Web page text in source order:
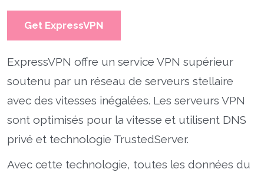
Get ExpressVPN
ExpressVPN offre un service VPN supérieur
soutenu par un réseau de serveurs stellaire
avec des vitesses inégalées. Les serveurs VPN
sont optimisés pour la vitesse et utilisent DNS
privé et technologie TrustedServer.
Avec cette technologie, toutes les données du